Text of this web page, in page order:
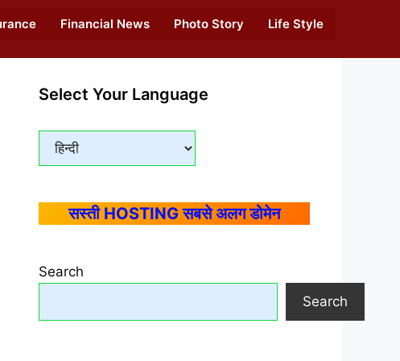
Financial News Photo Story Life Style
Select Your Language
सस्ती HOSTING सबसे अलग डोमेन
Search
Search